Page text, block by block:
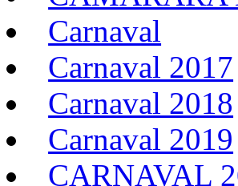
Carnaval
Carnaval 2017
Carnaval 2018
Carnaval 2019
CARNAVAL